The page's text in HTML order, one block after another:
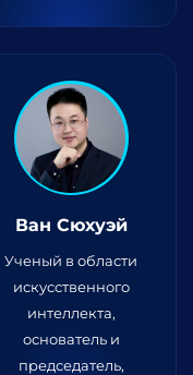
Ван Сюхуэй
Ученый в области
искусственного
интеллекта,
основатель и
председатель,